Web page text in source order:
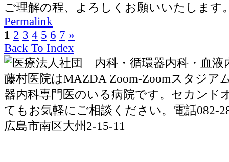
ご理解の程、よろしくお願いいたします
Permalink
1 2 3 4 5 6 7 »
Back To Index